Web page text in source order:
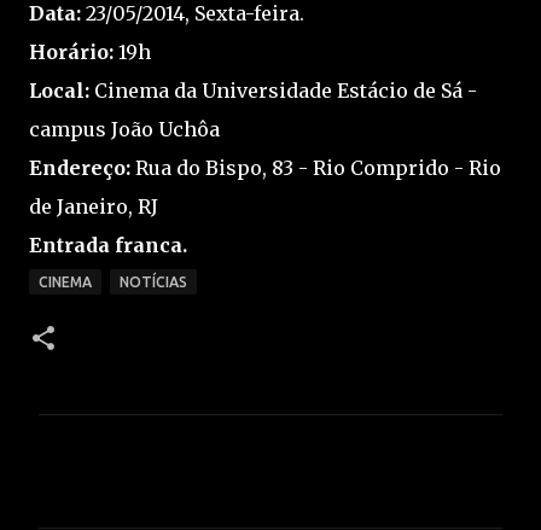
Data: 23/05/2014, Sexta-feira.
Horário: 19h
Local: Cinema da Universidade Estácio de Sá -
campus João Uchôa
Endereço: Rua do Bispo, 83 - Rio Comprido - Rio
de Janeiro, RJ
Entrada franca.
CINEMA NOTÍCIAS